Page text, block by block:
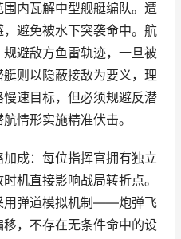
内瓦解中型舰艇编队。遭
避免被水下突袭命中。航
避敌方鱼雷轨迹，一旦被
则以隐蔽接敌为要义，理
速目标，但必须规避反潜
情形实施精准伏击。
成：每位指挥官拥有独立
机直接影响战局转折点。
用弹道模拟机制——炮弹飞
，不存在无条件命中的设